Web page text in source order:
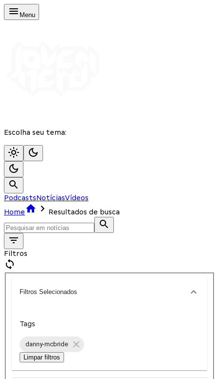
Menu
Escolha seu tema:
PodcastsNotíciasVídeos
Home
Resultados de busca
Filtros
Filtros Selecionados
Tags
danny-mcbride
Limpar filtros